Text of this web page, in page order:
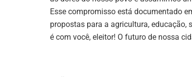
Esse compromisso está documentado
propostas para a agricultura, educação,
é com você, eleitor! O futuro de nossa